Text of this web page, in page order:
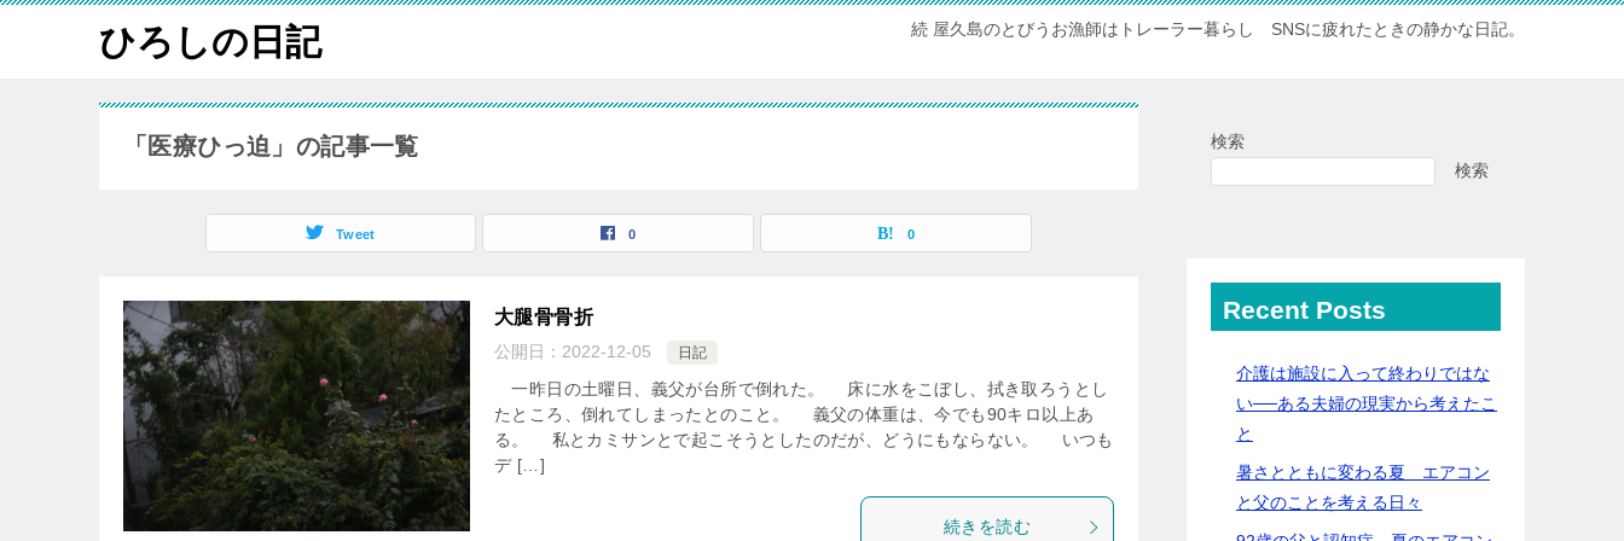
ひろしの日記 続 屋久島のとびうお漁師はトレーラー暮らし SNSに疲れたときの静かな日記。
「医療ひっ迫」の記事一覧
Tweet 0 0
大腿骨骨折
公開日： 2022-12-05 日記
一昨日の土曜日、義父が台所で倒れた。 床に水をこぼし、拭き取ろうとし
たところ、倒れてしまったとのこと。 義父の体重は、今でも90キロ以上あ
る。 私とカミサンとで起こそうとしたのだが、どうにもならない。 いつも
デ […]
続きを読む
検索
検索
Recent Posts
介護は施設に入って終わりではな
い──ある夫婦の現実から考えたこ
と
暑さとともに変わる夏 エアコン
と父のことを考える日々